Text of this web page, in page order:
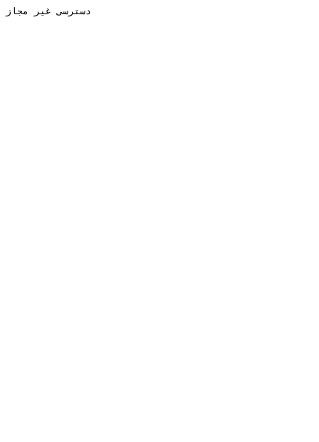
دسترسی غیر مجاز